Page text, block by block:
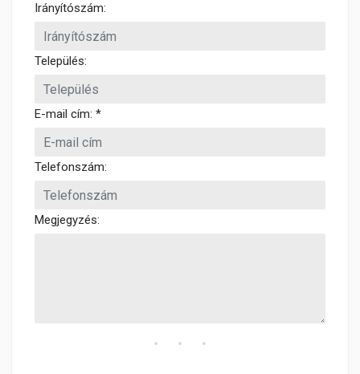
Irányítószám:
Település:
E-mail cím: *
Telefonszám:
Megjegyzés: